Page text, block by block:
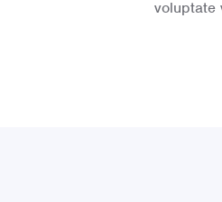
voluptate